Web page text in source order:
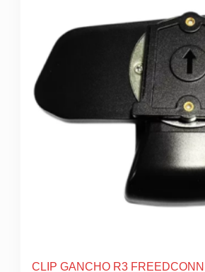
CLIP GANCHO R3 FREEDCONN